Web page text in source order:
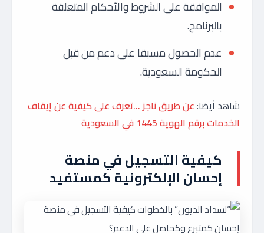
الموافقة على الشروط والأحكام المتعلقة
بالبرنامج.
عدم الحصول مسبقا على دعم من قبل
الحكومة السعودية.
شاهد أيضا:عن طريق ناجز …تعرف على كيفية عن إيقاف
الخدمات برقم الهوية 1445 في السعودية
كيفية التسجيل في منصة
إحسان الإلكترونية كمستفيد